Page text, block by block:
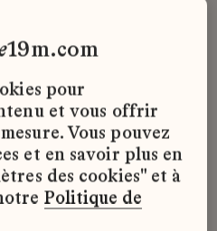
n’y ait pas
pour le
19m.com
pour
et vous offrir
Vous pouvez
et en savoir plus en
des cookies" et à
Politique de